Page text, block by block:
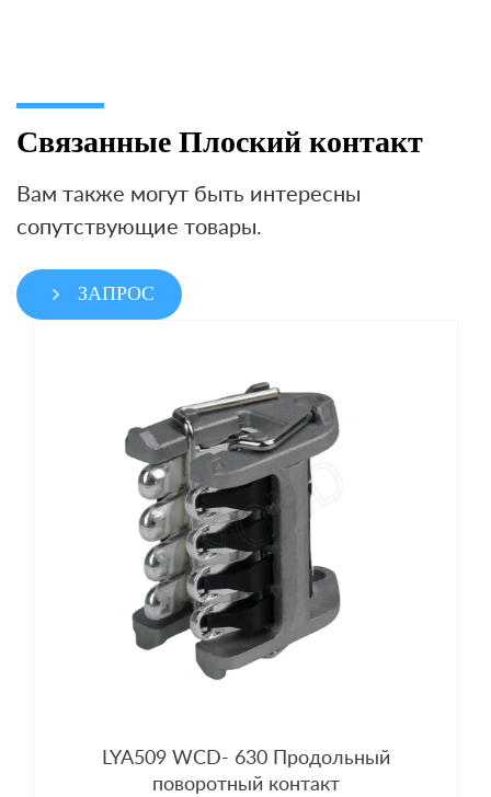
Связанные Плоский контакт
Вам также могут быть интересны
сопутствующие товары.
ЗАПРОС
LYA509 WCD- 630 Продольный
поворотный контакт